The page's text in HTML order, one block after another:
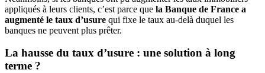
appliqués à leurs clients, c’est parce que la Banque de France a
augmenté le taux d’usure qui fixe le taux au-delà duquel les
banques ne peuvent plus prêter.
La hausse du taux d’usure : une solution à long
terme ?